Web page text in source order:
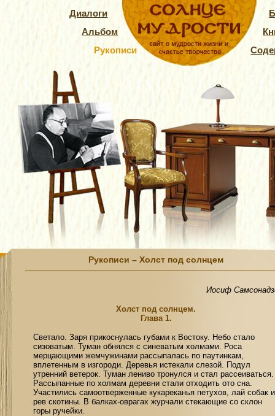
Диалоги
Альбом
Рукописи
Рукописи – Холст под солнцем
Иосиф
Холст под солнцем.
Глава 1.
Светало. Заря прикоснулась губами к Востоку. Небо стало
сизоватым. Туман обнялся с синеватым холмами. Роса
мерцающими жемчужинами рассыпалась по паутинкам,
вплетенным в изгороди. Деревья истекали слезой. Подул
утренний ветерок. Туман лениво тронулся и стал рассеиваться.
Рассыпанные по холмам деревни стали отходить ото сна.
Участились самоотверженные кукареканья петухов, лай собак и
рев скотины. В балках-оврагах журчали стекающие со склон
горы ручейки.